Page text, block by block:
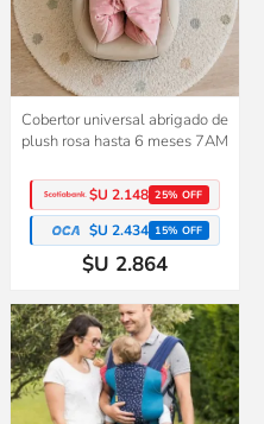
Cobertor universal abrigado de
plush rosa hasta 6 meses 7AM
$U 2.148 25% OFF
$U 2.434 15% OFF
$U 2.864